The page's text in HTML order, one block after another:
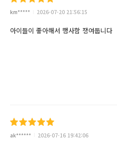
km***** 2026-07-20 21:56:15
아이들이 좋아해서 행사함 쟁여둡니다
ak****** 2026-07-16 19:42:06